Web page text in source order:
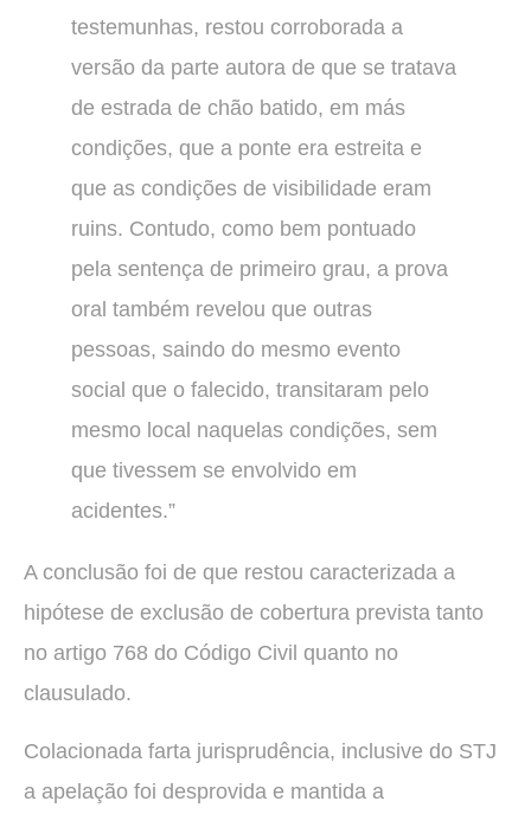
testemunhas, restou corroborada a
versão da parte autora de que se tratava
de estrada de chão batido, em más
condições, que a ponte era estreita e
que as condições de visibilidade eram
ruins. Contudo, como bem pontuado
pela sentença de primeiro grau, a prova
oral também revelou que outras
pessoas, saindo do mesmo evento
social que o falecido, transitaram pelo
mesmo local naquelas condições, sem
que tivessem se envolvido em
acidentes.”
A conclusão foi de que restou caracterizada a
hipótese de exclusão de cobertura prevista tanto
no artigo 768 do Código Civil quanto no
clausulado.
Colacionada farta jurisprudência, inclusive do STJ
a apelação foi desprovida e mantida a